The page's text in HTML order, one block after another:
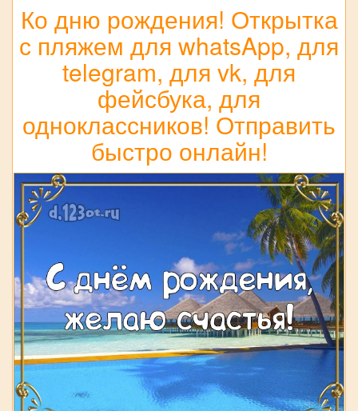
Ко дню рождения! Открытка
с пляжем для whatsApp, для
telegram, для vk, для
фейсбука, для
одноклассников! Отправить
быстро онлайн!